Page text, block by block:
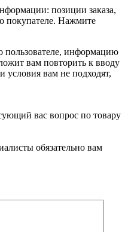
позиции заказа,
покупателе. Нажмите
пользователе, информацию
вам повторить к вводу
условия вам не подходят,
вас вопрос по товару
обязательно вам